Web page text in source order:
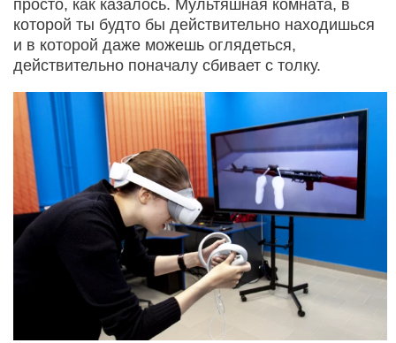
просто, как казалось. Мультяшная комната, в
которой ты будто бы действительно находишься
и в которой даже можешь оглядеться,
действительно поначалу сбивает с толку.